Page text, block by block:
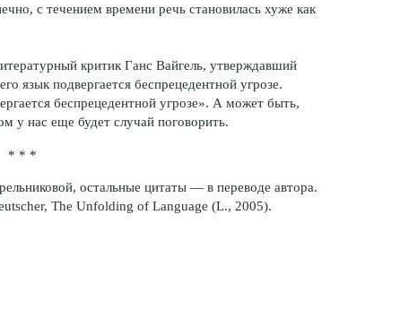
с течением времени речь становилась хуже как
критик Ганс Вайгель, утверждавший
язык подвергается беспрецедентной угрозе.
беспрецедентной угрозе». А может быть,
у нас еще будет случай поговорить.
* * *
остальные цитаты — в переводе автора.
The Unfolding of Language (L., 2005).